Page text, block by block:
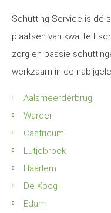
Schutting Service is dé
plaatsen van kwaliteit
zorg en passie
werkzaam in de
Aalsmeerderbrug
Warder
Castricum
Lutjebroek
Haarlem
De Koog
Edam